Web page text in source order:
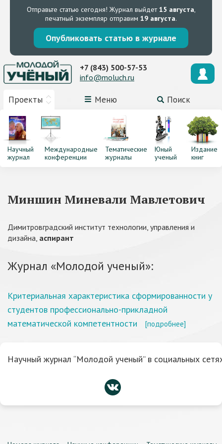
Отправьте статью сегодня! Журнал выйдет15 августа,
печатный экземпляр отправим 19 августа.
Опубликовать статью в журнале
Проекты Меню Поиск
+7 (843) 500-57-53
info@moluch.ru
Научный
журнал
Международные
конференции
Тематические
журналы
Юный
ученый
Издание
книг
Миншин Миневали Мавлетович
Димитровградский институт технологии, управления и
дизайна, аспирант
Журнал «Молодой ученый»:
Критериальная характеристика сформированности у
студентов профессионально-прикладной
математической компетентности
[подробнее]
Научный журнал “Молодой ученый” в социальных